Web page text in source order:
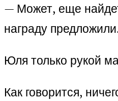
— Может, еще
награду
Юля только рукой
Как говорится,